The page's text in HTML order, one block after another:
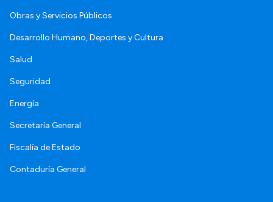
Obras y Servicios Públicos
Desarrollo Humano, Deportes y Cultura
Salud
Seguridad
Energía
Secretaría General
Fiscalía de Estado
Contaduría General